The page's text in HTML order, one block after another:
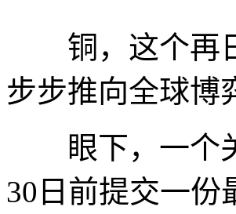
铜，这个再日
步步推向全球博
眼下，一个关
30日前提交一份